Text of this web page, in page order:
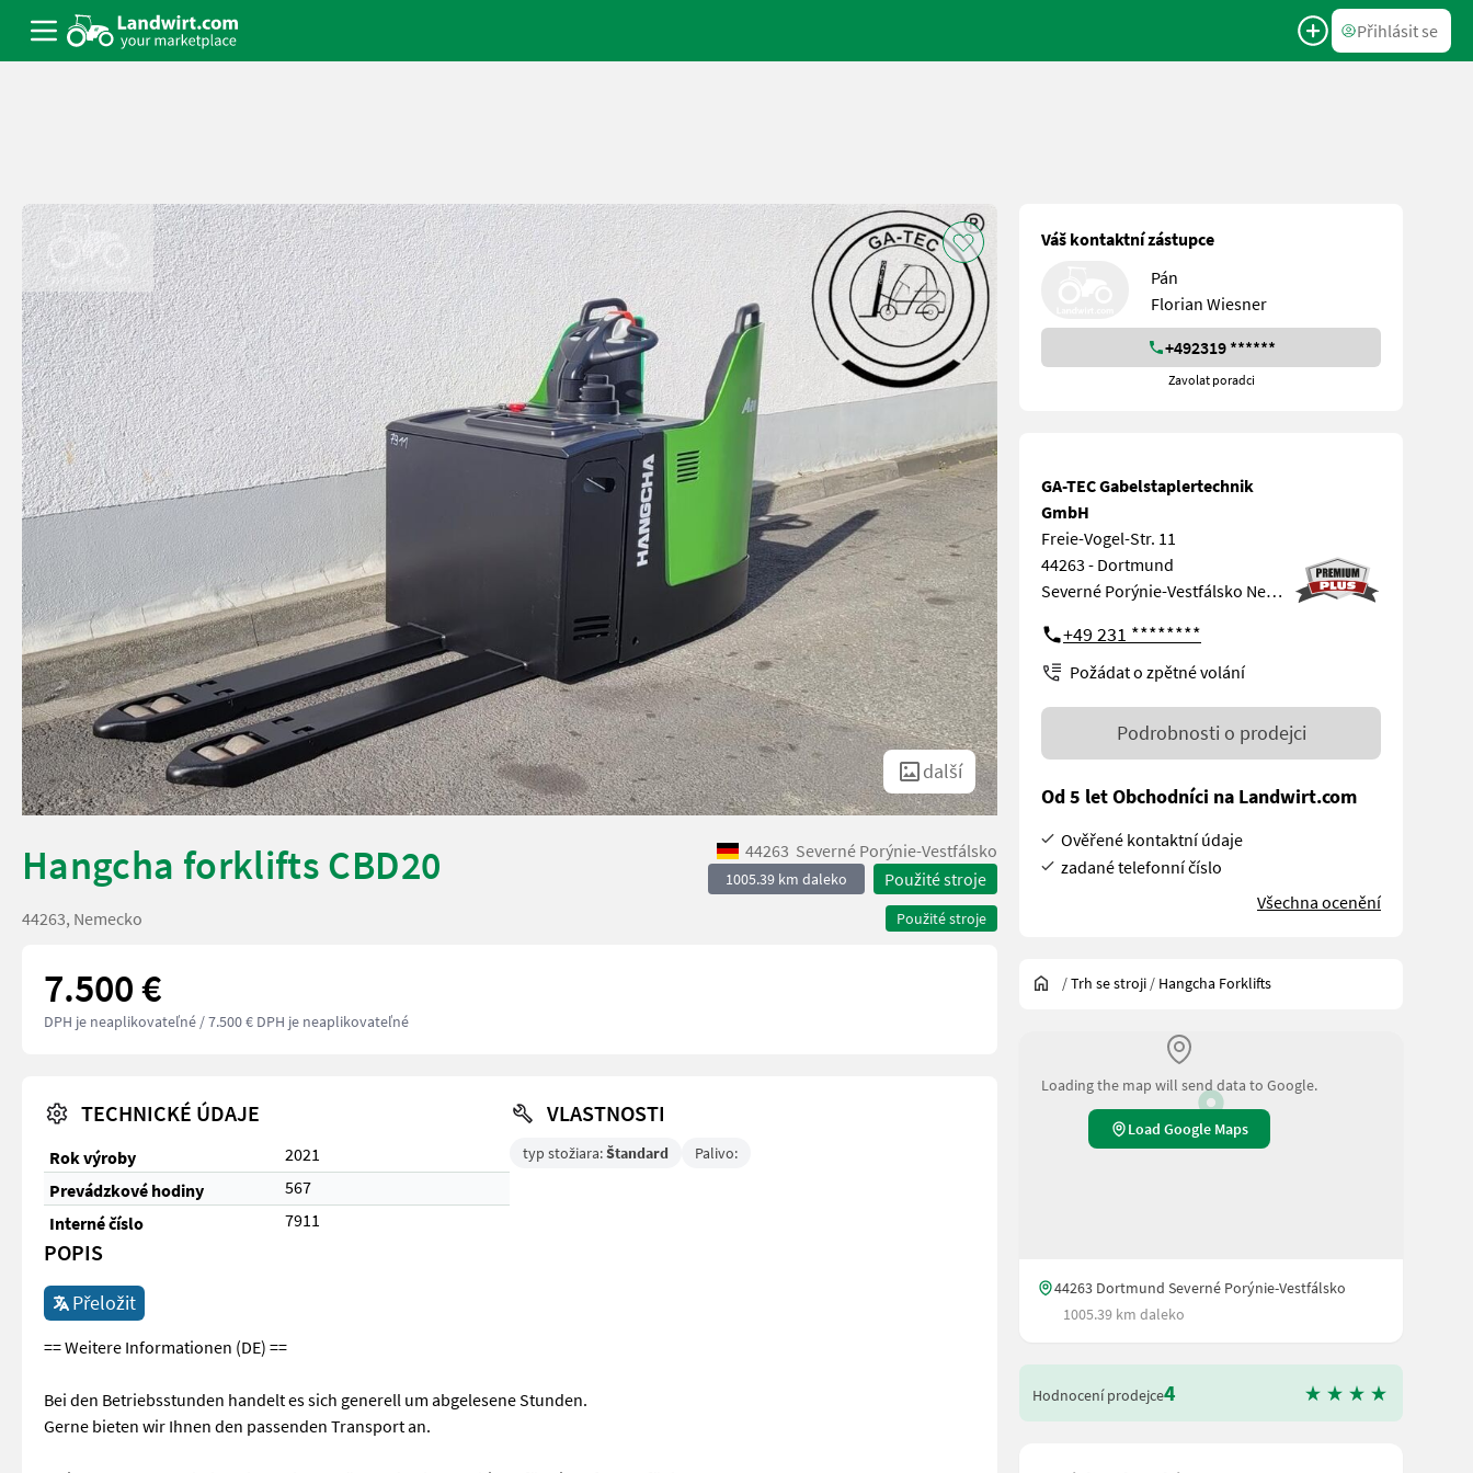
Přihlásit se
další
Hangcha forklifts CBD20 44263 Severné Porýnie-Vestfálsko
1005.39 km daleko Použité stroje
Použité stroje
44263, Nemecko
7.500 €
DPH je neaplikovateľné / 7.500 € DPH je neaplikovateľné
TECHNICKÉ ÚDAJE
Rok výroby
2021
Prevádzkové hodiny
567
Interné číslo
7911
VLASTNOSTI
typ stožiara:Štandard Palivo:
POPIS
Přeložit
== Weitere Informationen (DE) ==
Bei den Betriebsstunden handelt es sich generell um abgelesene Stunden.
Gerne bieten wir Ihnen den passenden Transport an.
Váš kontaktní zástupce
Pán
Florian Wiesner
+492319 ******
Zavolat poradci
GA-TEC Gabelstaplertechnik
GmbH
Freie-Vogel-Str. 11
44263 - Dortmund
Severné Porýnie-Vestfálsko Nemecko
+49 231 ********
Požádat o zpětné volání
Podrobnosti o prodejci
Od 5 let Obchodníci na Landwirt.com
Ověřené kontaktní údaje
zadané telefonní číslo
Všechna ocenění
/Trh se stroji / Hangcha Forklifts
Loading the map will send data to Google.
Load Google Maps
44263 Dortmund Severné Porýnie-Vestfálsko
1005.39 km daleko
Hodnocení prodejce4